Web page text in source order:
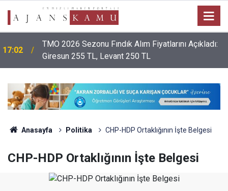
17:02
TMO 2026 Sezonu Fındık Alım Fiyatlarını Açıkladı:
Giresun 255 TL, Levant 250 TL
Anasayfa Politika CHP-HDP Ortaklığının İşte Belgesi
CHP-HDP Ortaklığının İşte Belgesi